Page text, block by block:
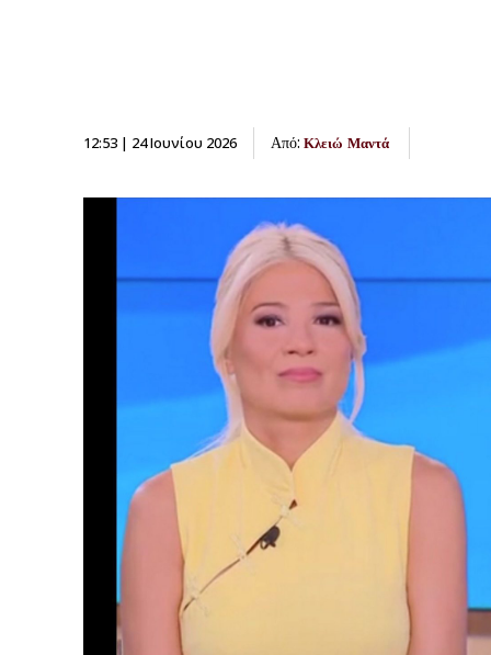
12:53 | 24 Ιουνίου 2026 Από: Κλειώ Μαντά